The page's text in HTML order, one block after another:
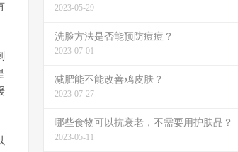
2023-05-29
洗脸方法是否能预防痘痘？
2023-07-01
减肥能不能改善鸡皮肤？
2023-07-27
哪些食物可以抗衰老，不需要用护肤品？
2023-05-11